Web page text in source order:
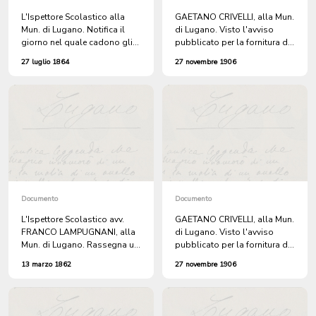
L'Ispettore Scolastico alla
Mun. di Lugano. Notifica il
giorno nel quale cadono gli
Comunali Elementari.
27 luglio 1864
GAETANO CRIVELLI, alla Mun.
di Lugano. Visto l'avviso
pubblicato per la fornitura del
Maria di Lugano, concorre
27 novembre 1906
Documento
L'Ispettore Scolastico avv.
FRANCO LAMPUGNANI, alla
Mun. di Lugano. Rassegna un
Pubblica Educazione, in
Tabelle Scolastiche, del
Comune di Lugano. + 1862
13 marzo 1862
Documento
GAETANO CRIVELLI, alla Mun.
di Lugano. Visto l'avviso
pubblicato per la fornitura del
Maria di Lugano, concorre
27 novembre 1906